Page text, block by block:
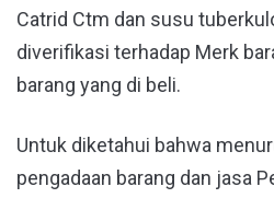
Catrid Ctm dan susu
diverifikasi terhadap Merk
barang yang di beli.
Untuk diketahui bahwa
pengadaan barang dan jasa